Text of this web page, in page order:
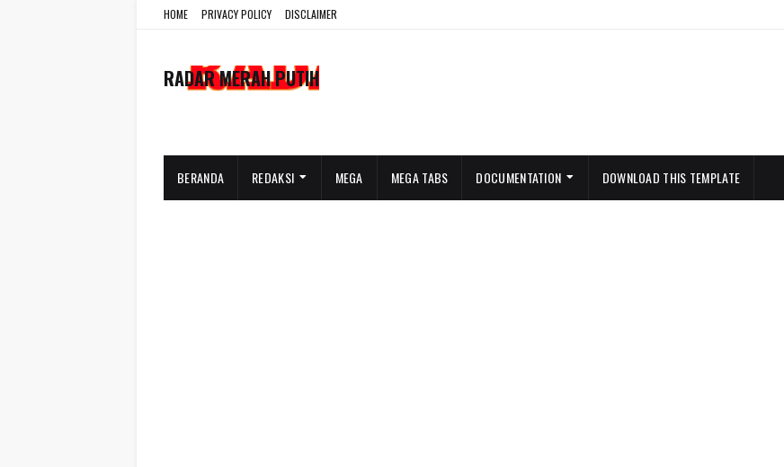
HOME PRIVACY POLICY DISCLAIMER
RADAR MERAH PUTIH
BERANDA REDAKSI MEGA MEGA TABS DOCUMENTATION DOWNLOAD THIS TEMPLATE